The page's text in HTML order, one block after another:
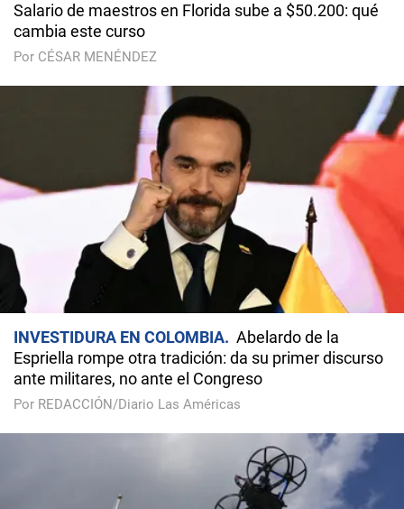
Salario de maestros en Florida sube a $50.200: qué
cambia este curso
Por CÉSAR MENÉNDEZ
INVESTIDURA EN COLOMBIA
Abelardo de la
Espriella rompe otra tradición: da su primer discurso
ante militares, no ante el Congreso
Por REDACCIÓN/Diario Las Américas